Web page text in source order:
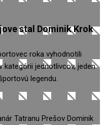
stal Dominik Krok
roka vyhodnotili
jednotlivcov, jeden
legendu.
Tatranu Prešov Dominik